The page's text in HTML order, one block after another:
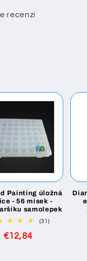
recenzi
Painting úložná
- 56 misek -
samolepek
(31)31
Běžná
€12,84